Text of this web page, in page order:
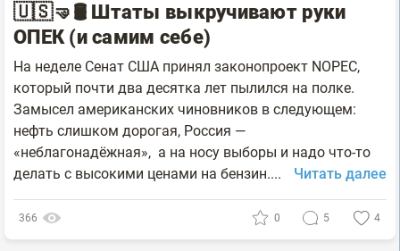
🇺🇸🤜🛢 Штаты выкручивают руки
ОПЕК (и самим себе)
На неделе Сенат США принял законопроект NOPEC,
который почти два десятка лет пылился на полке.
Замысел американских чиновников в следующем:
нефть слишком дорогая, Россия —
«неблагонадёжная», а на носу выборы и надо что-то
делать с высокими ценами на бензин....
Читать далее
366 0 5 4